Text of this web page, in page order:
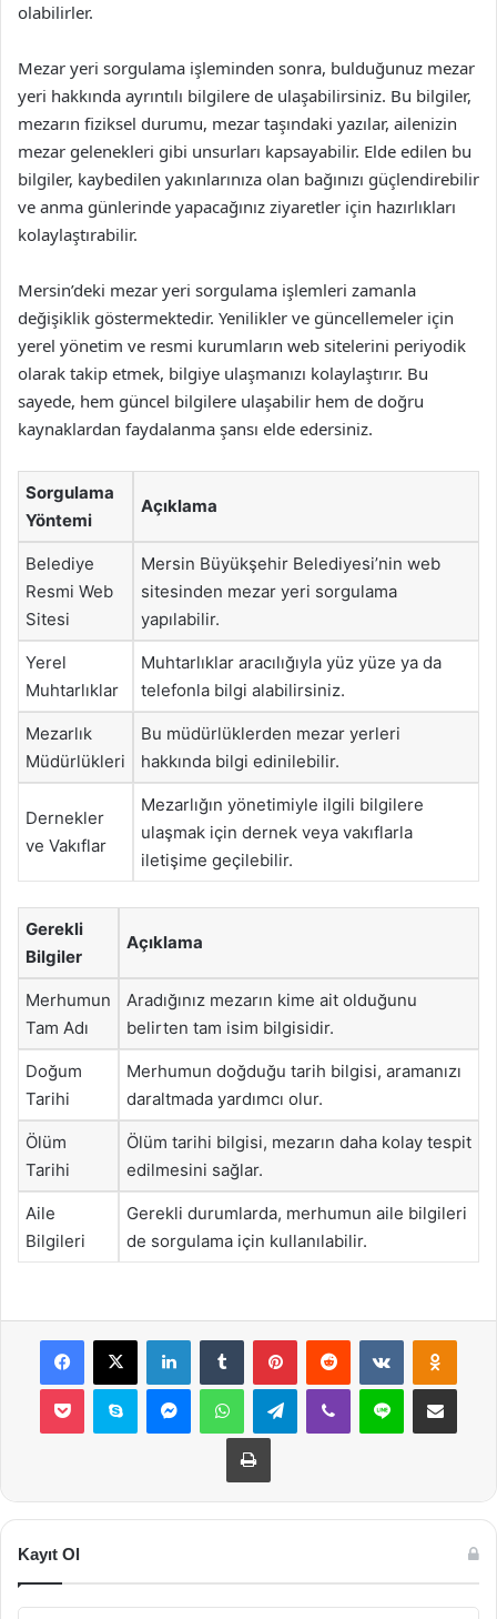
olabilirler.
Mezar yeri sorgulama işleminden sonra, bulduğunuz mezar
yeri hakkında ayrıntılı bilgilere de ulaşabilirsiniz. Bu bilgiler,
mezarın fiziksel durumu, mezar taşındaki yazılar, ailenizin
mezar gelenekleri gibi unsurları kapsayabilir. Elde edilen bu
bilgiler, kaybedilen yakınlarınıza olan bağınızı güçlendirebilir
ve anma günlerinde yapacağınız ziyaretler için hazırlıkları
kolaylaştırabilir.
Mersin’deki mezar yeri sorgulama işlemleri zamanla
değişiklik göstermektedir. Yenilikler ve güncellemeler için
yerel yönetim ve resmi kurumların web sitelerini periyodik
olarak takip etmek, bilgiye ulaşmanızı kolaylaştırır. Bu
sayede, hem güncel bilgilere ulaşabilir hem de doğru
kaynaklardan faydalanma şansı elde edersiniz.
Sorgulama
Yöntemi
Açıklama
Belediye
Resmi Web
Sitesi
Mersin Büyükşehir Belediyesi’nin web
sitesinden mezar yeri sorgulama
yapılabilir.
Yerel
Muhtarlıklar
Muhtarlıklar aracılığıyla yüz yüze ya da
telefonla bilgi alabilirsiniz.
Mezarlık
Müdürlükleri
Bu müdürlüklerden mezar yerleri
hakkında bilgi edinilebilir.
Dernekler
ve Vakıflar
Mezarlığın yönetimiyle ilgili bilgilere
ulaşmak için dernek veya vakıflarla
iletişime geçilebilir.
Gerekli
Bilgiler
Açıklama
Merhumun
Tam Adı
Aradığınız mezarın kime ait olduğunu
belirten tam isim bilgisidir.
Doğum
Tarihi
Merhumun doğduğu tarih bilgisi, aramanızı
daraltmada yardımcı olur.
Ölüm
Tarihi
Ölüm tarihi bilgisi, mezarın daha kolay tespit
edilmesini sağlar.
Aile
Bilgileri
Gerekli durumlarda, merhumun aile bilgileri
de sorgulama için kullanılabilir.
Facebook
X LinkedInTumblr PinterestReddit VKontakte
Pocket Skype MessengerWhatsAppTelegramViber Line E-Posta ile
Yazdır
Kayıt Ol